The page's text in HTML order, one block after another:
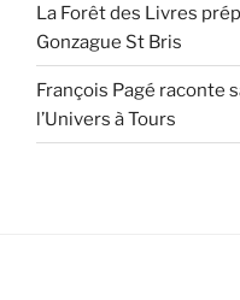
La Forêt des Livres
Gonzague St Bris
François Pagé raconte
l’Univers à Tours